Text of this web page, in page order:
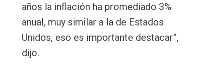
años la inflación ha promediado 3%
anual, muy similar a la de Estados
Unidos, eso es importante destacar”,
dijo.